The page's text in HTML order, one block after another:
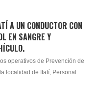
A UN CONDUCTOR CON
EN SANGRE Y
operativos de Prevención de
localidad de Itatí, Personal